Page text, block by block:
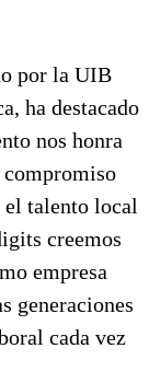
por la UIB
ha destacado
nos honra
compromiso
talento local
creemos
empresa
generaciones
cada vez